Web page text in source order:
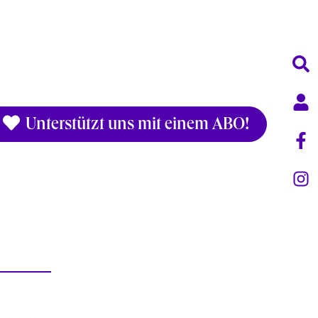
Unterstützt uns mit einem ABO!